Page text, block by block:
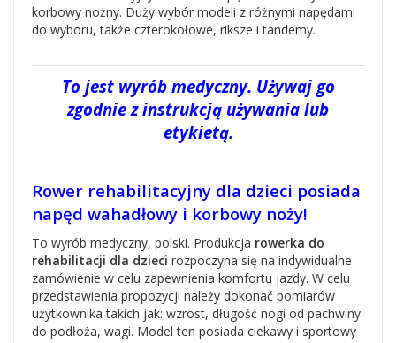
korbowy nożny. Duży wybór modeli z różnymi napędami
do wyboru, także czterokołowe, riksze i tandemy.
To jest wyrób medyczny. Używaj go
zgodnie z instrukcją używania lub
etykietą.
Rower rehabilitacyjny dla dzieci posiada
napęd wahadłowy i korbowy noży!
To wyrób medyczny, polski. Produkcja rowerka do
rehabilitacji dla dzieci rozpoczyna się na indywidualne
zamówienie w celu zapewnienia komfortu jazdy. W celu
przedstawienia propozycji należy dokonać pomiarów
użytkownika takich jak: wzrost, długość nogi od pachwiny
do podłoża, wagi. Model ten posiada ciekawy i sportowy